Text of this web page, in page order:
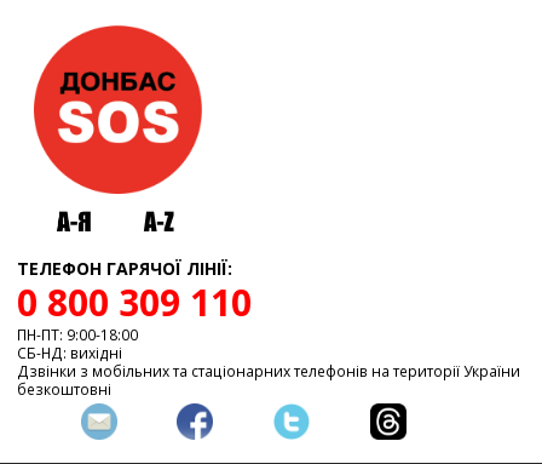
ТЕЛЕФОН ГАРЯЧОЇ ЛІНІЇ:
0 800 309 110
ПН-ПТ: 9:00-18:00
СБ-НД: вихідні
Дзвінки з мобільних та стаціонарних телефонів на території України
безкоштовні